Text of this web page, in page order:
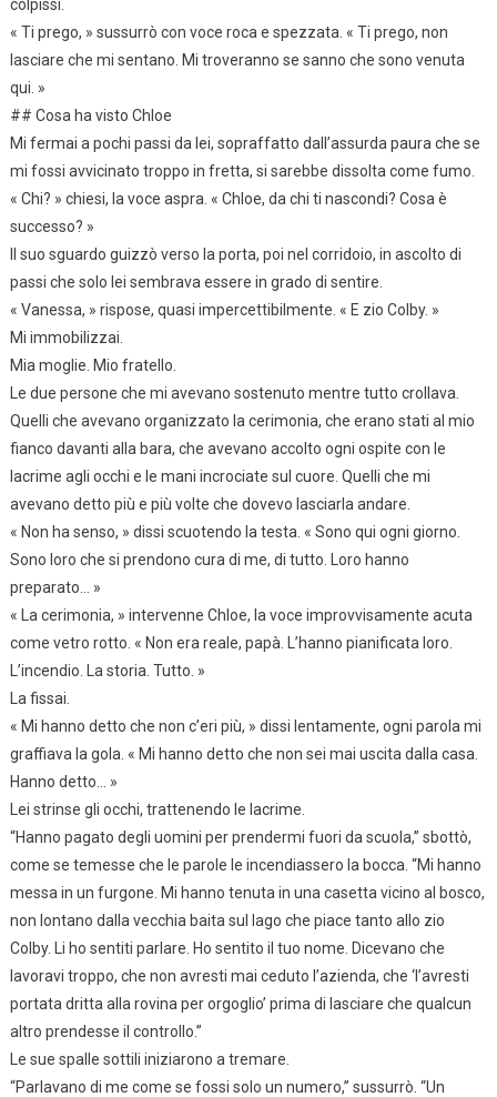
colpissi.
« Ti prego, » sussurrò con voce roca e spezzata. « Ti prego, non
lasciare che mi sentano. Mi troveranno se sanno che sono venuta
qui. »
## Cosa ha visto Chloe
Mi fermai a pochi passi da lei, sopraffatto dall’assurda paura che se
mi fossi avvicinato troppo in fretta, si sarebbe dissolta come fumo.
« Chi? » chiesi, la voce aspra. « Chloe, da chi ti nascondi? Cosa è
successo? »
Il suo sguardo guizzò verso la porta, poi nel corridoio, in ascolto di
passi che solo lei sembrava essere in grado di sentire.
« Vanessa, » rispose, quasi impercettibilmente. « E zio Colby. »
Mi immobilizzai.
Mia moglie. Mio fratello.
Le due persone che mi avevano sostenuto mentre tutto crollava.
Quelli che avevano organizzato la cerimonia, che erano stati al mio
fianco davanti alla bara, che avevano accolto ogni ospite con le
lacrime agli occhi e le mani incrociate sul cuore. Quelli che mi
avevano detto più e più volte che dovevo lasciarla andare.
« Non ha senso, » dissi scuotendo la testa. « Sono qui ogni giorno.
Sono loro che si prendono cura di me, di tutto. Loro hanno
preparato… »
« La cerimonia, » intervenne Chloe, la voce improvvisamente acuta
come vetro rotto. « Non era reale, papà. L’hanno pianificata loro.
L’incendio. La storia. Tutto. »
La fissai.
« Mi hanno detto che non c’eri più, » dissi lentamente, ogni parola mi
graffiava la gola. « Mi hanno detto che non sei mai uscita dalla casa.
Hanno detto… »
Lei strinse gli occhi, trattenendo le lacrime.
“Hanno pagato degli uomini per prendermi fuori da scuola,” sbottò,
come se temesse che le parole le incendiassero la bocca. “Mi hanno
messa in un furgone. Mi hanno tenuta in una casetta vicino al bosco,
non lontano dalla vecchia baita sul lago che piace tanto allo zio
Colby. Li ho sentiti parlare. Ho sentito il tuo nome. Dicevano che
lavoravi troppo, che non avresti mai ceduto l’azienda, che ‘l’avresti
portata dritta alla rovina per orgoglio’ prima di lasciare che qualcun
altro prendesse il controllo.”
Le sue spalle sottili iniziarono a tremare.
“Parlavano di me come se fossi solo un numero,” sussurrò. “Un